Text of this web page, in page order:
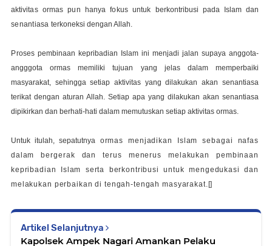
aktivitas ormas pun hanya fokus untuk
berkontribusi pada slam dan
senantiasa terkoneksi dengan Allah.
Proses pembinaan kepribadian slam ini menjadi jalan supaya anggota-
angggota ormas
memiliki tujuan yang jelas dalam memperbaiki
masyarakat, sehinggasetiap aktivitas yang dilakukan akan senantiasa
terikat dengan aturan Allah. Setiap apa yang dilakukan akan senantiasa
dipikirkan dan berhati-hati dalam memutuskan setiap aktivitas ormas.
Untuk itulah, sepatutnya ormas menjadikan Islam sebagai nafas
dalam bergerak dan terus menerus melakukan pembinaan
kepribadian Islam serta berkontribusi untuk mengedukasi dan
melakukan perbaikan di tengah-tengah masyarakat.[]
Artikel Selanjutnya
Kapolsek Ampek Nagari Amankan Pelaku